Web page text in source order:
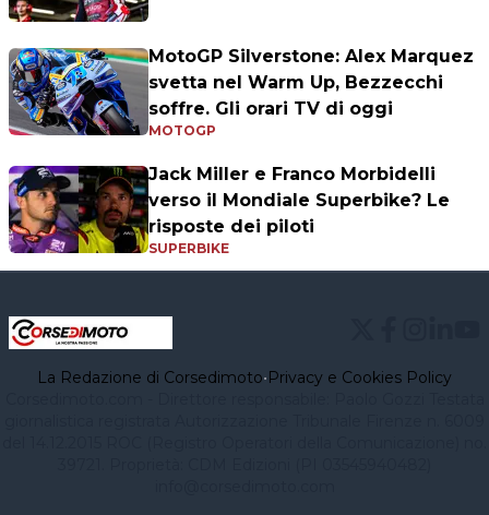
MotoGP Silverstone: Alex Marquez
svetta nel Warm Up, Bezzecchi
soffre. Gli orari TV di oggi
MOTOGP
Jack Miller e Franco Morbidelli
verso il Mondiale Superbike? Le
risposte dei piloti
SUPERBIKE
La Redazione di Corsedimoto•Privacy e Cookies Policy